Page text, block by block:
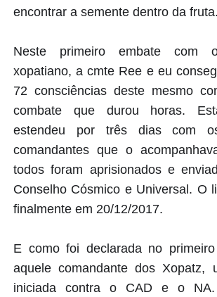
encontrar a semente dentro da fruta.
Neste primeiro embate com
xopatiano, a cmte Ree e eu
72 consciências deste mesmo
combate que durou horas.
estendeu por três dias com
comandantes que o
todos foram aprisionados e
Conselho Cósmico e Universal. O
finalmente em 20/12/2017.
E como foi declarada no
aquele comandante dos Xopatz,
iniciada contra o CAD e o